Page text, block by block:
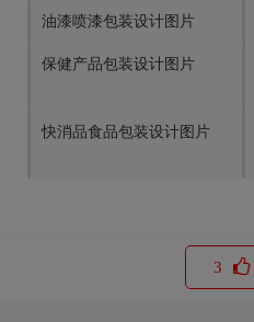
油漆喷漆包装设计图片
保健产品包装设计图片
快消品食品包装设计图片
3